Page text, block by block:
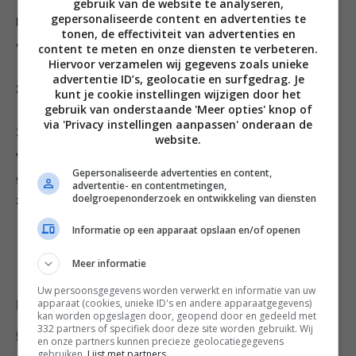
Rooster de pitten en noten in een koekenpan. Klop de
olie, azijn en honing in een kommetje.
2 Rangschik de partjes clementine op een schaal.
3 Schep de appel en dressing door de boerenkool en
verdeel die over de clementines. Verkruimel de
geitenkaas erboven, voeg zout en peper toe plus de
zonnebloempitten, noten en granaatappelpitten.
Deel dit recept
gebruik van de website te analyseren,
gepersonaliseerde content en advertenties te
tonen, de effectiviteit van advertenties en
content te meten en onze diensten te verbeteren.
Hiervoor verzamelen wij gegevens zoals unieke
advertentie ID’s, geolocatie en surfgedrag. Je
kunt je cookie instellingen wijzigen door het
gebruik van onderstaande 'Meer opties' knop of
via 'Privacy instellingen aanpassen' onderaan de
website.
Gepersonaliseerde advertenties en content,
advertentie- en contentmetingen,
doelgroepenonderzoek en ontwikkeling van diensten
Informatie op een apparaat opslaan en/of openen
Meer informatie
Uw persoonsgegevens worden verwerkt en informatie van uw
apparaat (cookies, unieke ID's en andere apparaatgegevens)
kan worden opgeslagen door, geopend door en gedeeld met
332 partners of specifiek door deze site worden gebruikt. Wij
en onze partners kunnen precieze geolocatiegegevens